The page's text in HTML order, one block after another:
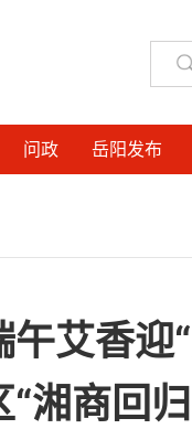
问政 岳阳发布
艾香迎
商回